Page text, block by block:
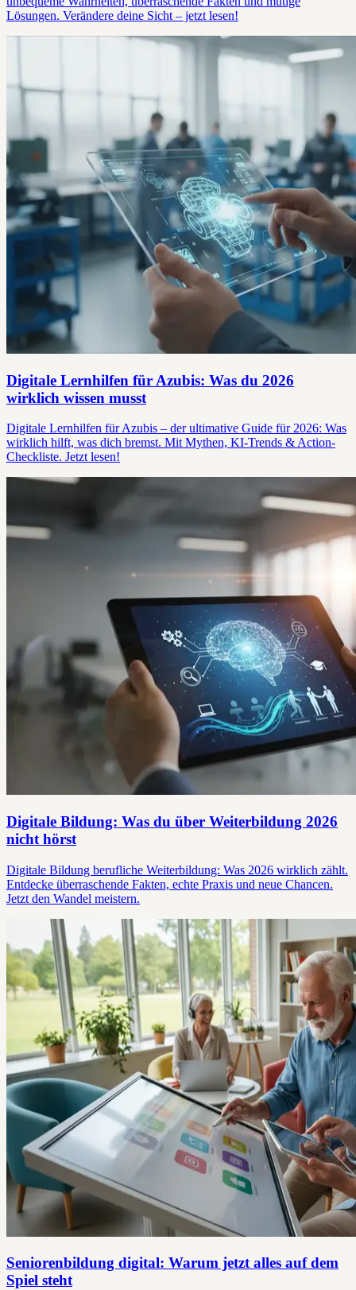
Lösungen. Verändere deine Sicht – jetzt lesen!
Digitale Lernhilfen für Azubis: Was du 2026
wirklich wissen musst
Digitale Lernhilfen für Azubis – der ultimative Guide für 2026: Was
wirklich hilft, was dich bremst. Mit Mythen, KI-Trends & Action-
Checkliste. Jetzt lesen!
Digitale Bildung: Was du über Weiterbildung 2026
nicht hörst
Digitale Bildung berufliche Weiterbildung: Was 2026 wirklich zählt.
Entdecke überraschende Fakten, echte Praxis und neue Chancen.
Jetzt den Wandel meistern.
Seniorenbildung digital: Warum jetzt alles auf dem
Spiel steht